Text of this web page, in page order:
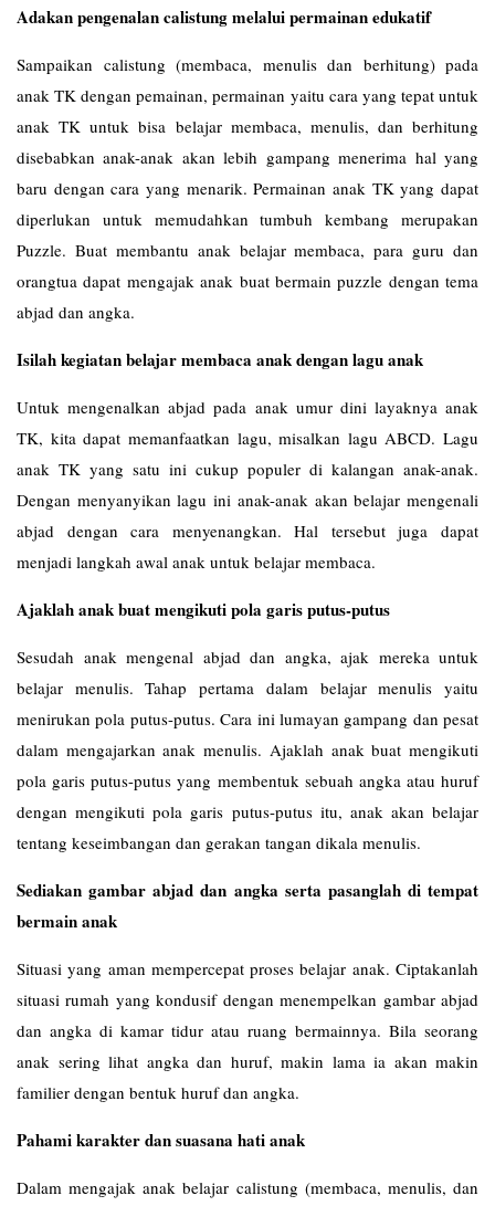
Adakan pengenalan calistung melalui permainan edukatif
Sampaikan calistung (membaca, menulis dan berhitung) pada
anak TK dengan pemainan, permainan yaitu cara yang tepat untuk
anak TK untuk bisa belajar membaca, menulis, dan berhitung
disebabkan anak-anak akan lebih gampang menerima hal yang
baru dengan cara yang menarik. Permainan anak TK yang dapat
diperlukan untuk memudahkan tumbuh kembang merupakan
Puzzle. Buat membantu anak belajar membaca, para guru dan
orangtua dapat mengajak anak buat bermain puzzle dengan tema
abjad dan angka.
Isilah kegiatan belajar membaca anak dengan lagu anak
Untuk mengenalkan abjad pada anak umur dini layaknya anak
TK, kita dapat memanfaatkan lagu, misalkan lagu ABCD. Lagu
anak TK yang satu ini cukup populer di kalangan anak-anak.
Dengan menyanyikan lagu ini anak-anak akan belajar mengenali
abjad dengan cara menyenangkan. Hal tersebut juga dapat
menjadi langkah awal anak untuk belajar membaca.
Ajaklah anak buat mengikuti pola garis putus-putus
Sesudah anak mengenal abjad dan angka, ajak mereka untuk
belajar menulis. Tahap pertama dalam belajar menulis yaitu
menirukan pola putus-putus. Cara ini lumayan gampang dan pesat
dalam mengajarkan anak menulis. Ajaklah anak buat mengikuti
pola garis putus-putus yang membentuk sebuah angka atau huruf
dengan mengikuti pola garis putus-putus itu, anak akan belajar
tentang keseimbangan dan gerakan tangan dikala menulis.
Sediakan gambar abjad dan angka serta pasanglah di tempat
bermain anak
Situasi yang aman mempercepat proses belajar anak. Ciptakanlah
situasi rumah yang kondusif dengan menempelkan gambar abjad
dan angka di kamar tidur atau ruang bermainnya. Bila seorang
anak sering lihat angka dan huruf, makin lama ia akan makin
familier dengan bentuk huruf dan angka.
Pahami karakter dan suasana hati anak
Dalam mengajak anak belajar calistung (membaca, menulis, dan